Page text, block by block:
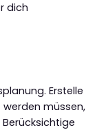
dich
Erstelle
müssen,